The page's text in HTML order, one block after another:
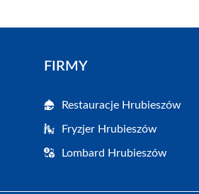
FIRMY
Restauracje Hrubieszów
Fryzjer Hrubieszów
Lombard Hrubieszów